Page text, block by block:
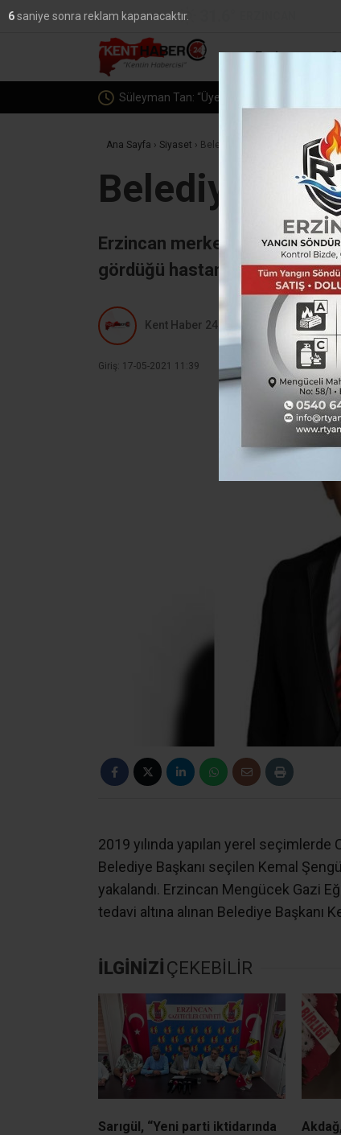
YAZARLAR
Erzincan
Süleyman Tan: “Üyelerimizi dinlemeye
Ana Sayfa › Siyaset › Belediye Başkanı Covid-19’a
Belediye
Erzincan merkeze bağlı,
gördüğü hastanede hayatını
Kent Haber 24
Giriş: 17-05-2021 11:39
2019 yılında yapılan yerel
Belediye Başkanı seçilen Kemal
yakalandı. Erzincan Mengücek Gazi
tedavi altına alınan Belediye Başkanı
İLGİNİZİ ÇEKEBİLİR
Sarıgül, “Yeni parti iktidarında
5saniye sonra reklam kapanacaktır.